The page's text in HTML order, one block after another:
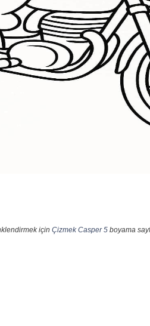
için Çizmek Casper 5 boyama